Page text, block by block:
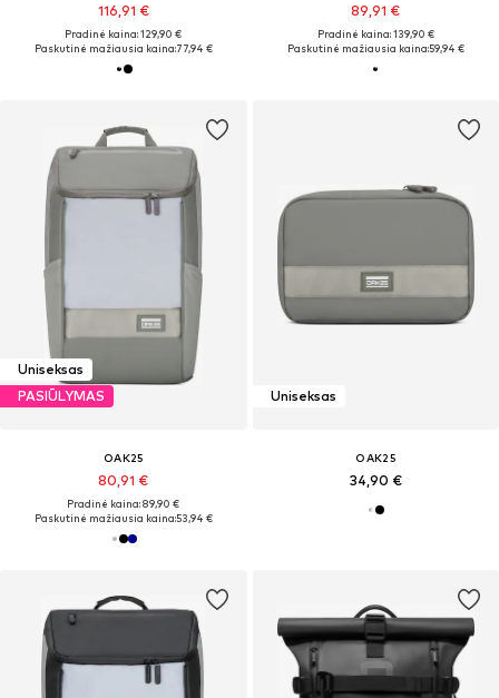
116,91 €
Pradinė kaina: 129,90 €
Paskutinė mažiausia kaina:77,94 €
89,91 €
Pradinė kaina: 139,90 €
Paskutinė mažiausia kaina:59,94 €
Uniseksas
PASIŪLYMAS
OAK25
80,91 €
Pradinė kaina: 89,90 €
Paskutinė mažiausia kaina:53,94 €
Uniseksas
OAK25
34,90 €